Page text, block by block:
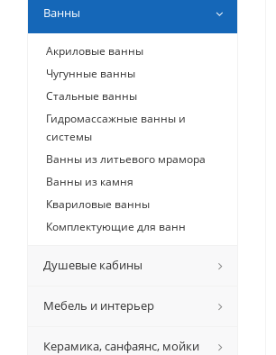
Ванны
Акриловые ванны
Чугунные ванны
Стальные ванны
Гидромассажные ванны и
системы
Ванны из литьевого мрамора
Ванны из камня
Квариловые ванны
Комплектующие для ванн
Душевые кабины
Мебель и интерьер
Керамикa, санфаянс, мойки